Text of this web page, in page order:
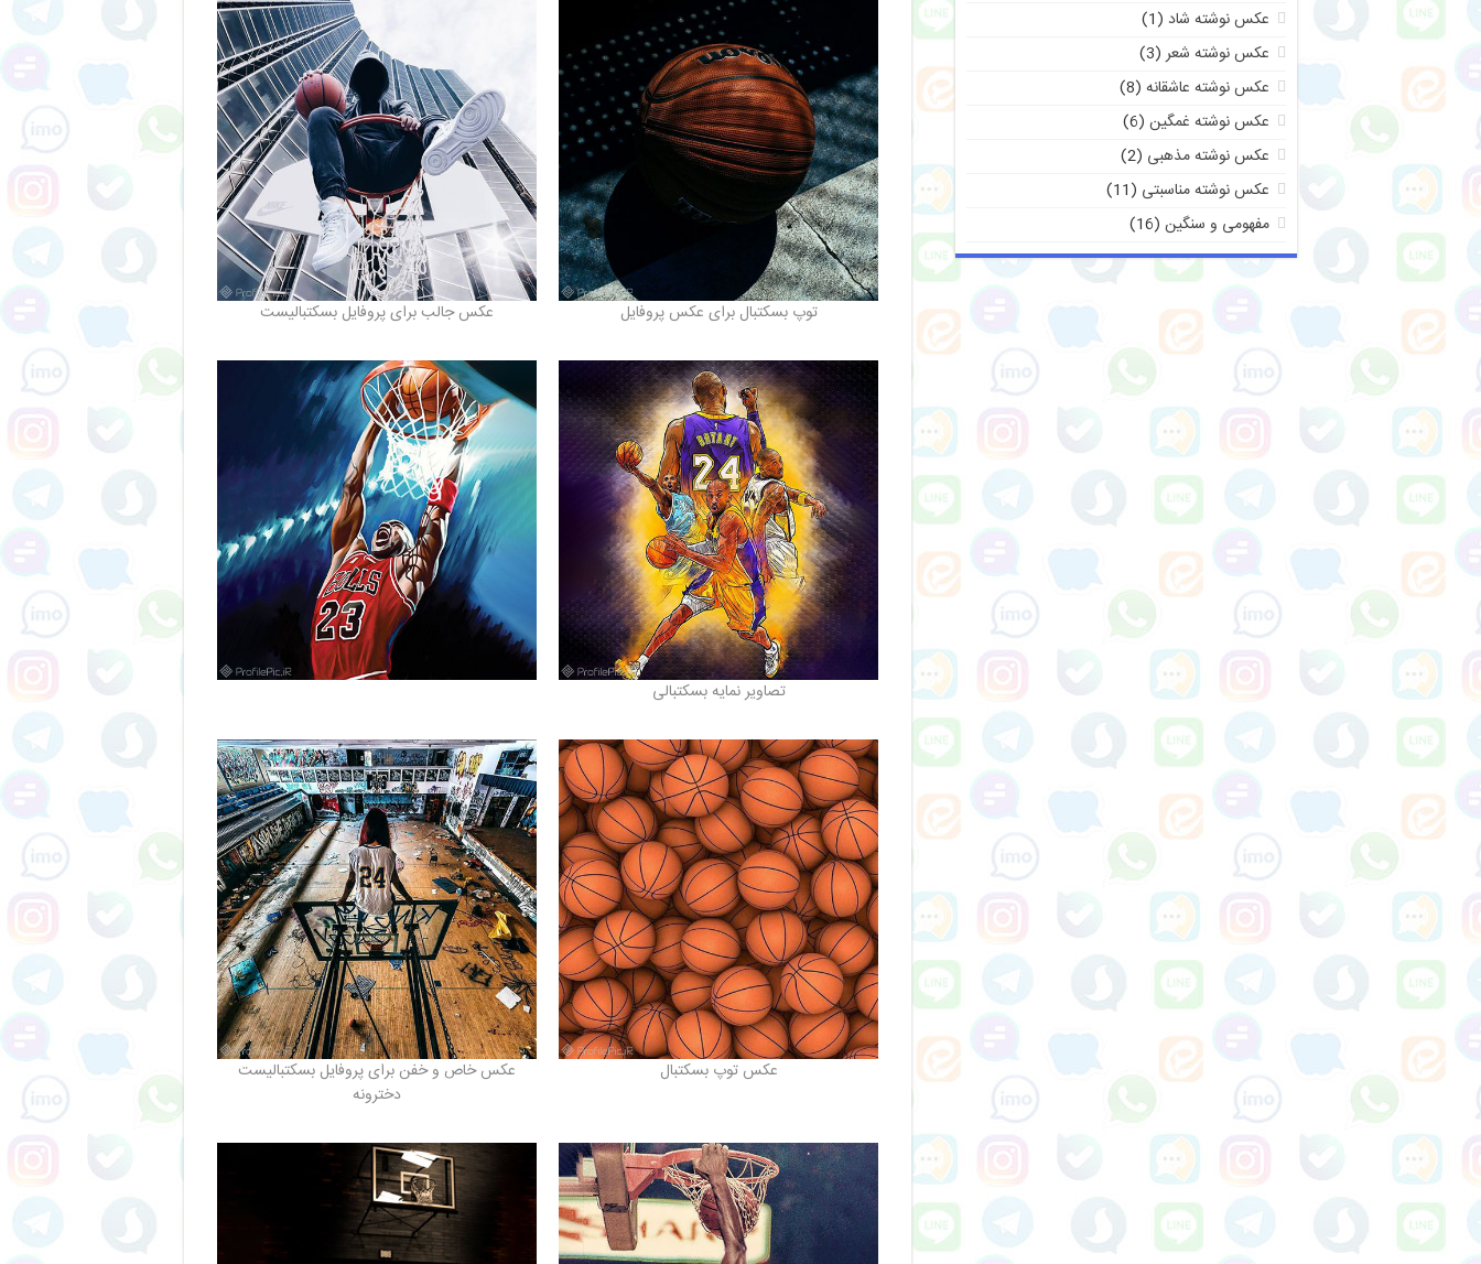
توپ بسکتبال برای عکس پروفایل عکس جالب برای پروفایل بسکتبالیست
تصاویر نمایه بسکتبالی
عکس توپ بسکتبال
عکس خاص و خفن برای پروفایل بسکتبالیست
دخترونه
عکس نوشته شاد (1)
عکس نوشته شعر(3)
عکس نوشته عاشقانه (8)
عکس نوشته غمگین (6)
عکس نوشته مذهبی (2)
عکس نوشته مناسبتی (11)
مفهومی و سنگین (16)